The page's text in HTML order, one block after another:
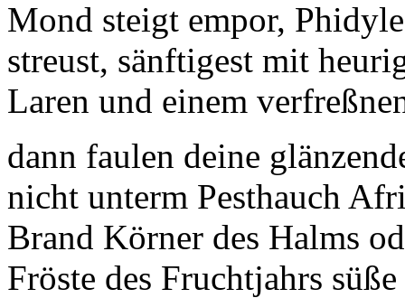
Mond steigt empor,
streust, sänftigest mit
Laren und einem
dann faulen deine
nicht unterm Pesthauch
Brand Körner des Halms
Fröste des Fruchtjahrs